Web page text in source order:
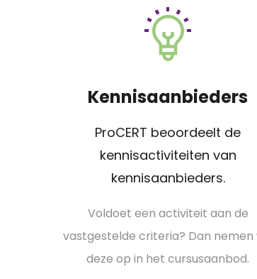
Kennisaanbieders
ProCERT beoordeelt de
kennisactiviteiten van
kennisaanbieders.
Voldoet een activiteit aan de
vastgestelde criteria? Dan nemen
deze op in het cursusaanbod.